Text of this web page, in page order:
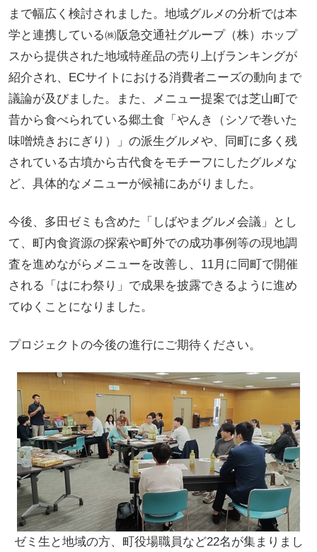
まで幅広く検討されました。地域グルメの分析では本
学と連携している㈱阪急交通社グループ（株）ホップ
スから提供された地域特産品の売り上げランキングが
紹介され、ECサイトにおける消費者ニーズの動向まで
議論が及びました。また、メニュー提案では芝山町で
昔から食べられている郷土食「やんき（シソで巻いた
味噌焼きおにぎり）」の派生グルメや、同町に多く残
されている古墳から古代食をモチーフにしたグルメな
ど、具体的なメニューが候補にあがりました。
今後、多田ゼミも含めた「しばやまグルメ会議」とし
て、町内食資源の探索や町外での成功事例等の現地調
査を進めながらメニューを改善し、11月に同町で開催
される「はにわ祭り」で成果を披露できるように進め
てゆくことになりました。
プロジェクトの今後の進行にご期待ください。
ゼミ生と地域の方、町役場職員など22名が集まりまし